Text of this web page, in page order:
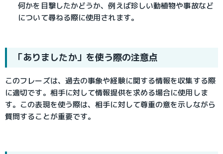
何かを目撃したかどうか、例えば珍しい動植物や事故など
について尋ねる際に使用されます。
「ありましたか」を使う際の注意点
このフレーズは、過去の事象や経験に関する情報を収集する際
に適切です。相手に対して情報提供を求める場合に使用しま
す。 この表現を使う際は、相手に対して尊重の意を示しながら
質問することが重要です。